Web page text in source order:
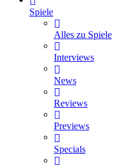
Spiele
Alles zu Spiele
Interviews
News
Reviews
Previews
Specials